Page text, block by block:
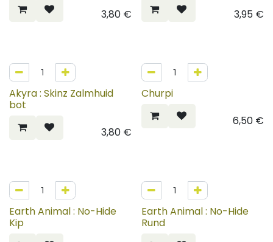
3,80€
3,95€
Akyra : Skinz Zalmhuid
bot
3,80€
Churpi
6,50€
Earth Animal : No-Hide
Kip
Earth Animal : No-Hide
Rund